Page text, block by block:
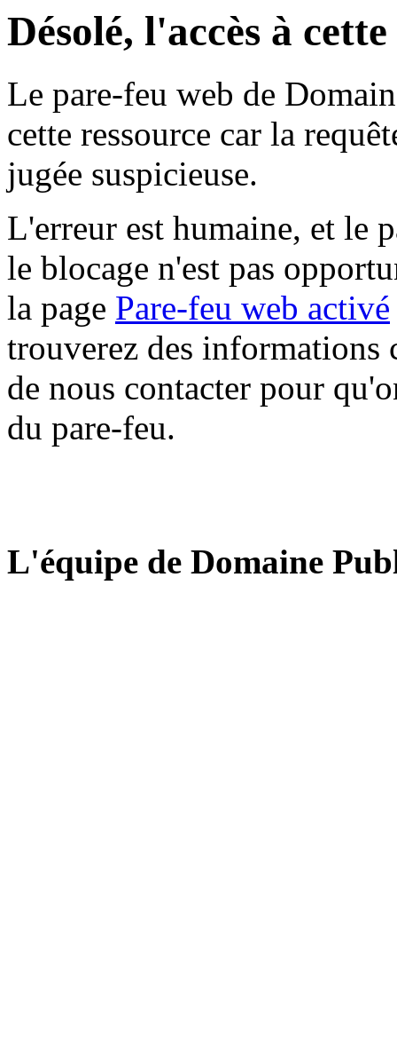
Désolé, l'accès à
Le pare-feu web de
cette ressource car la
jugée suspicieuse.
L'erreur est humaine, et le
le blocage n'est pas
la page Pare-feu web activé
trouverez des informations
de nous contacter pour
du pare-feu.
L'équipe de Domaine